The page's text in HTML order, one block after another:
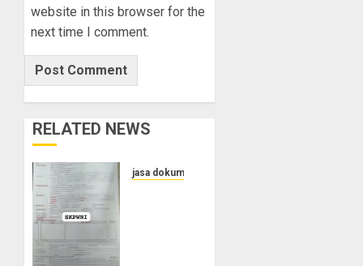
website in this browser for the
next time I comment.
RELATED NEWS
jasa dokumen